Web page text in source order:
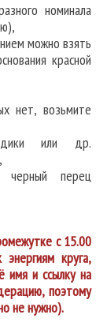
номинала
можно взять
красной
нет, возьмите
или др.
черный перец
с 15.00
круга,
имя и ссылку на
поэтому
не нужно).